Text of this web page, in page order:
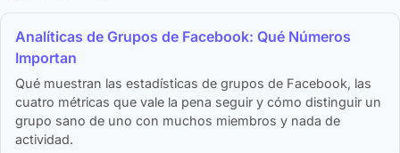
Analíticas de Grupos de Facebook: Qué Números
Importan
Qué muestran las estadísticas de grupos de Facebook, las
cuatro métricas que vale la pena seguir y cómo distinguir un
grupo sano de uno con muchos miembros y nada de
actividad.